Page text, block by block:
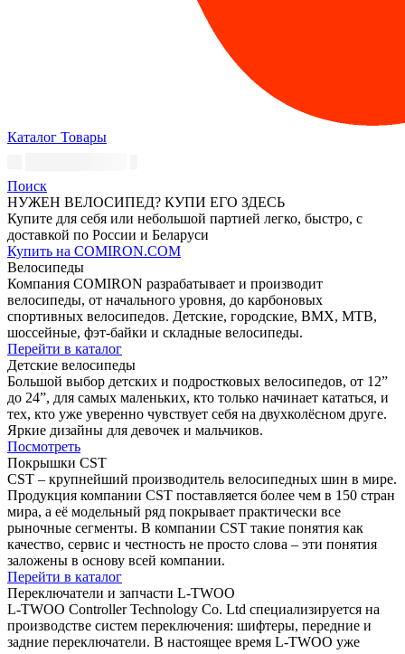
Каталог Товары
Поиск
НУЖЕН ВЕЛОСИПЕД? КУПИ ЕГО ЗДЕСЬ
Купите для себя или небольшой партией легко, быстро, с
доставкой по России и Беларуси
Купить на COMIRON.COM
Велосипеды
Компания COMIRON разрабатывает и производит
велосипеды, от начального уровня, до карбоновых
спортивных велосипедов. Детские, городские, BMX, MTB,
шоссейные, фэт-байки и складные велосипеды.
Перейти в каталог
Детские велосипеды
Большой выбор детских и подростковых велосипедов, от 12”
до 24”, для самых маленьких, кто только начинает кататься, и
тех, кто уже уверенно чувствует себя на двухколёсном друге.
Яркие дизайны для девочек и мальчиков.
Посмотреть
Покрышки CST
CST – крупнейший производитель велосипедных шин в мире.
Продукция компании CST поставляется более чем в 150 стран
мира, а её модельный ряд покрывает практически все
рыночные сегменты. В компании CST такие понятия как
качество, сервис и честность не просто слова – эти понятия
заложены в основу всей компании.
Перейти в каталог
Переключатели и запчасти L-TWOO
L-TWOO Controller Technology Co. Ltd специализируется на
производстве систем переключения: шифтеры, передние и
задние переключатели. В настоящее время L-TWOO уже